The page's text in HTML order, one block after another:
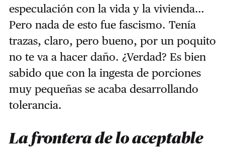
especulación con la vida y la vivienda…
Pero nada de esto fue fascismo. Tenía
trazas, claro, pero bueno, por un poquito
no te va a hacer daño. ¿Verdad? Es bien
sabido que con la ingesta de porciones
muy pequeñas se acaba desarrollando
tolerancia.
La frontera de lo aceptable